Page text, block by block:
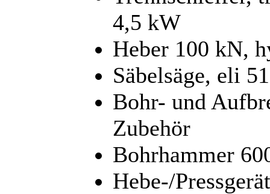
4,5 kW
Heber 100 kN,
Säbelsäge, eli
Bohr- und
Zubehör
Bohrhammer
Hebe-/